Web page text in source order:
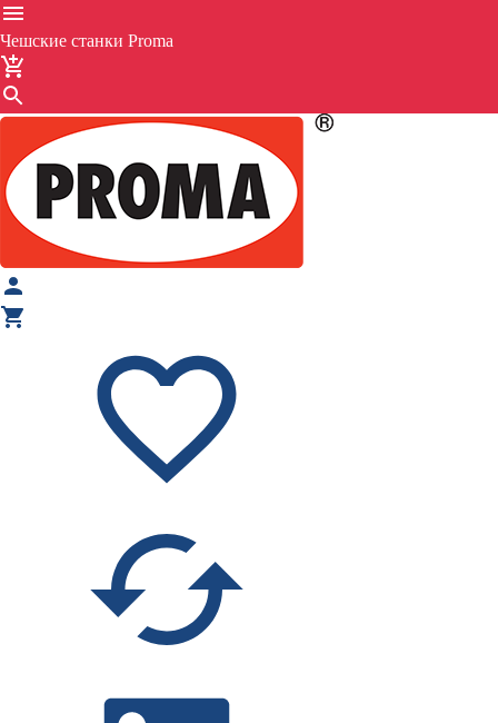
Чешские станки Proma